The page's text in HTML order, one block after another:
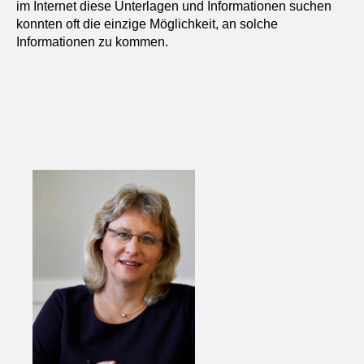
im Internet diese Unterlagen und Informationen suchen
konnten oft die einzige Möglichkeit, an solche
Informationen zu kommen.